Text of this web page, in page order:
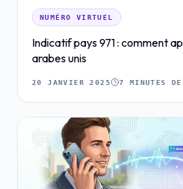
NUMÉRO VIRTUEL
Indicatif pays 971 : comment
arabes unis
20 JANVIER 2025 7 MINUTES DE